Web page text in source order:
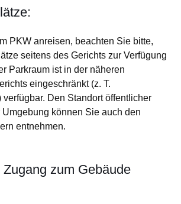
PKW anreisen, beachten Sie bitte,
seitens des Gerichts zur Verfügung
Parkraum ist in der näheren
eingeschränkt (z. T.
Den Standort öffentlicher
Umgebung können Sie auch den
entnehmen.
zum Gebäude